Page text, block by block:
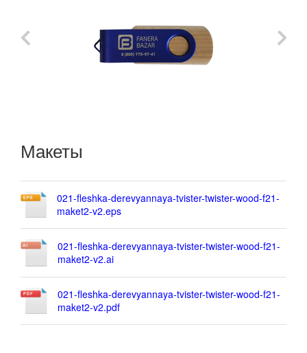
Макеты
021-fleshka-derevyannaya-tvister-twister-wood-f21-
maket2-v2.eps
021-fleshka-derevyannaya-tvister-twister-wood-f21-
maket2-v2.ai
021-fleshka-derevyannaya-tvister-twister-wood-f21-
maket2-v2.pdf